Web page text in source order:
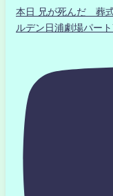
本日 兄が死んだ 葬
ルデン日浦劇場パー